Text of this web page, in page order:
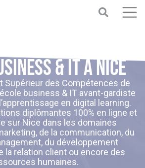
& IT à Nice
Supérieur des Compétences de
business & IT avant-gardiste
en digital learning.
diplômantes 100% en ligne et
sur Nice dans les domaines
de la communication, du
du développement
la relation client ou encore des
humaines.